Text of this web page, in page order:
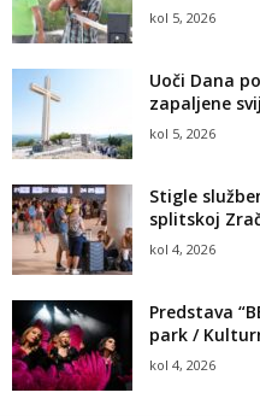
kol 5, 2026
Uoči Dana
zapaljene
kol 5, 2026
Stigle
splitskoj
kol 4, 2026
Predstava
park /
kol 4, 2026